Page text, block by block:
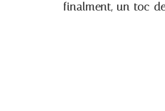
finalment, un toc